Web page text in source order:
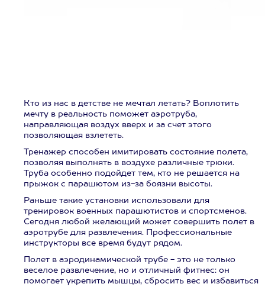
Кто из нас в детстве не мечтал летать? Воплотить
мечту в реальность поможет аэротруба,
направляющая воздух вверх и за счет этого
позволяющая взлететь.
Тренажер способен имитировать состояние полета,
позволяя выполнять в воздухе различные трюки.
Труба особенно подойдет тем, кто не решается на
прыжок с парашютом из-за боязни высоты.
Раньше такие установки использовали для
тренировок военных парашютистов и спортсменов.
Сегодня любой желающий может совершить полет в
аэротрубе для развлечения. Профессиональные
инструкторы все время будут рядом.
Полет в аэродинамической трубе - это не только
веселое развлечение, но и отличный фитнес: он
помогает укрепить мышцы, сбросить вес и избавиться